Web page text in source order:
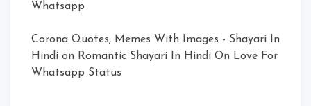
Whatsapp
Corona Quotes, Memes With Images - Shayari In
Hindi on Romantic Shayari In Hindi On Love For
Whatsapp Status